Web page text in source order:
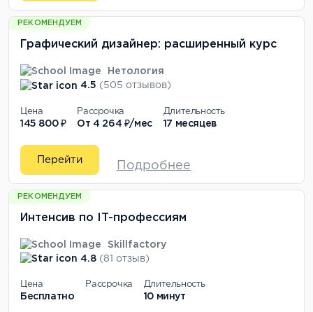
РЕКОМЕНДУЕМ
Графический дизайнер: расширенный курс
Нетология
4.5 (505 отзывов)
Цена
145 800 ₽
Рассрочка
От 4 264 ₽/мес
Длительность
17 месяцев
Перейти
Подробнее
РЕКОМЕНДУЕМ
Интенсив по IT-профессиям
Skillfactory
4.8 (81 отзыв)
Цена
Бесплатно
Рассрочка Длительность
10 минут